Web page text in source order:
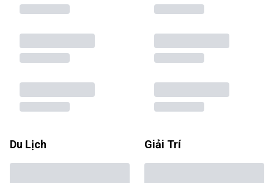
Du Lịch Giải Trí